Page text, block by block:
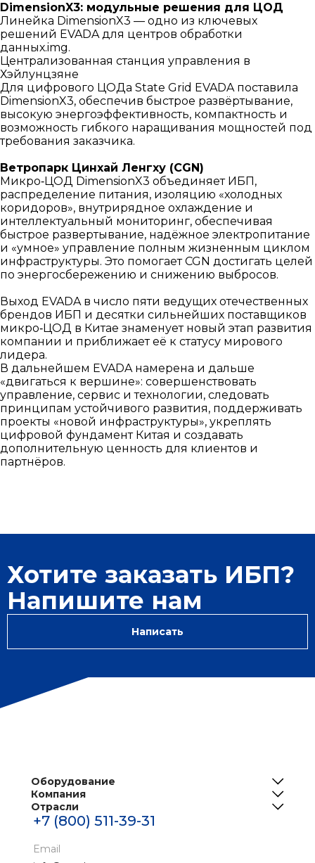
DimensionX3: модульные решения для ЦОД
Линейка DimensionX3 — одно из ключевых
решений EVADA для центров обработки
данных.img.
Централизованная станция управления в
Хэйлунцзяне
Для цифрового ЦОДа State Grid EVADA поставила
DimensionX3, обеспечив быстрое развёртывание,
высокую энергоэффективность, компактность и
возможность гибкого наращивания мощностей под
требования заказчика.
Ветропарк Цинхай Ленгху (CGN)
Микро‑ЦОД DimensionX3 объединяет ИБП,
распределение питания, изоляцию «холодных
коридоров», внутрирядное охлаждение и
интеллектуальный мониторинг, обеспечивая
быстрое развертывание, надёжное электропитание
и «умное» управление полным жизненным циклом
инфраструктуры. Это помогает CGN достигать целей
по энергосбережению и снижению выбросов.
Выход EVADA в число пяти ведущих отечественных
брендов ИБП и десятки сильнейших поставщиков
микро‑ЦОД в Китае знаменует новый этап развития
компании и приближает её к статусу мирового
лидера.
В дальнейшем EVADA намерена и дальше
«двигаться к вершине»: совершенствовать
управление, сервис и технологии, следовать
принципам устойчивого развития, поддерживать
проекты «новой инфраструктуры», укреплять
цифровой фундамент Китая и создавать
дополнительную ценность для клиентов и
партнёров.
Хотите заказать ИБП?
Напишите нам
Написать
Оборудование
ИБП
Решения для телеком
Компания
О нас
Реализованные проекты
Новости
Отрасли
Центры обработки данных
Банки
+7 (800) 511-39-31
Email